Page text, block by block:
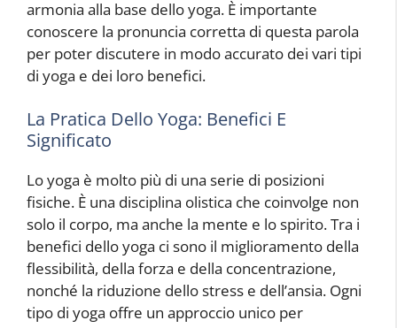
armonia alla base dello yoga. È importante
conoscere la pronuncia corretta di questa parola
per poter discutere in modo accurato dei vari tipi
di yoga e dei loro benefici.
La Pratica Dello Yoga: Benefici E
Significato
Lo yoga è molto più di una serie di posizioni
fisiche. È una disciplina olistica che coinvolge non
solo il corpo, ma anche la mente e lo spirito. Tra i
benefici dello yoga ci sono il miglioramento della
flessibilità, della forza e della concentrazione,
nonché la riduzione dello stress e dell’ansia. Ogni
tipo di yoga offre un approccio unico per